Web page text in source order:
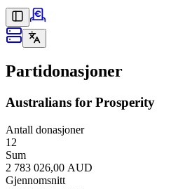
Partidonasjoner
Australians for Prosperity
Antall donasjoner
12
Sum
2 783 026,00 AUD
Gjennomsnitt